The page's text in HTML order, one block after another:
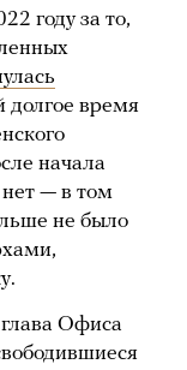
году за то,
время
начала
— в том
не было
Офиса